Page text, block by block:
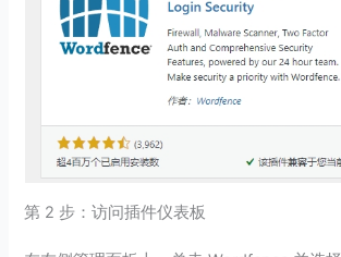
第 2 步：访问插件仪表板